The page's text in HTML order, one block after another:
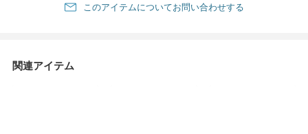
このアイテムについてお問い合わせする
関連アイテム